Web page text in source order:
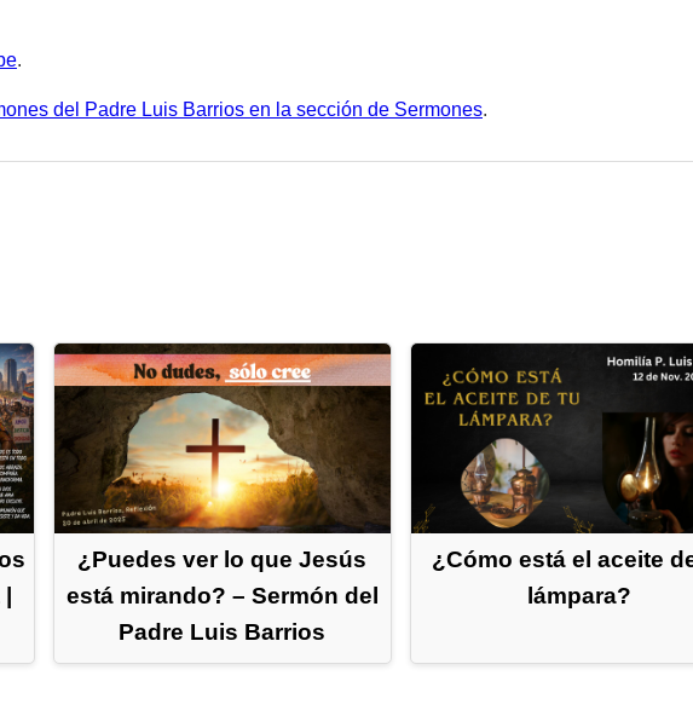
.
del Padre Luis Barrios en la sección de Sermones.
|
¿Puedes ver lo que Jesús
está mirando? – Sermón del
Padre Luis Barrios
¿Cómo está el aceite
lámpara?